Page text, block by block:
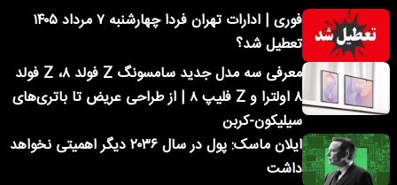
فوری | ادارات تهران فردا چهارشنبه ۷ مرداد ۱۴۰۵
تعطیل شد؟
معرفی سه مدل جدید سامسونگ Z فولد ۸، Z فولد
۸ اولترا و Z فلیپ ۸ | از طراحی عریض تا باتری‌های
سیلیکون-کربن
ایلان ماسک: پول در سال ۲۰۳۶ دیگر اهمیتی نخواهد
داشت